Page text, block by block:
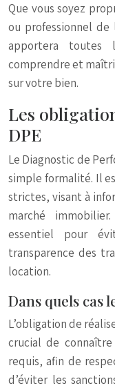
Que vous soyez
ou professionnel
apportera toutes
comprendre et
sur votre bien.
Les
DPE
Le Diagnostic de
simple formalité. Il
strictes, visant à
marché
essentiel pour
transparence des
location.
Dans quels cas
L’obligation de
crucial de
requis, afin de
d’éviter les